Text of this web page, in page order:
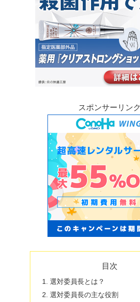
スポンサーリンク
目次
選対委員長とは？
選対委員長の主な役割